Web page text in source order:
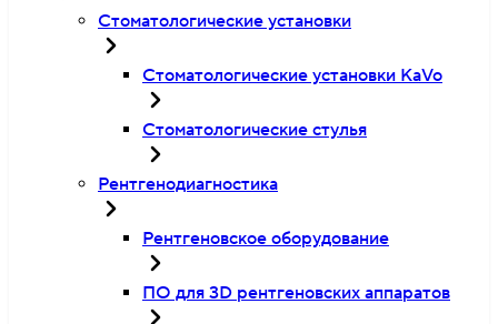
Стоматологические установки
Стоматологические установки KaVo
Стоматологические стулья
Рентгенодиагностика
Рентгеновское оборудование
ПО для 3D рентгеновских аппаратов